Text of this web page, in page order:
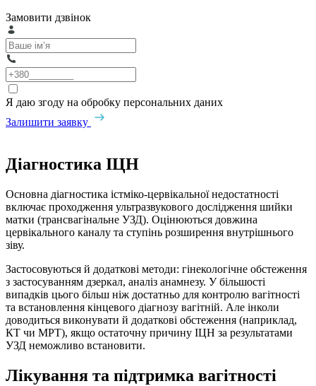
Замовити дзвінок
Я даю згоду на обробку персональних даних
Залишити заявку
Діагностика ІЦН
Основна діагностика істміко-цервікальної недостатності
включає проходження ультразвукового дослідження шийки
матки (трансвагінальне УЗД). Оцінюються довжина
цервікального каналу та ступінь розширення внутрішнього
зіву.
Застосовуються й додаткові методи: гінекологічне обстеження
з застосуванням дзеркал, аналіз анамнезу. У більшості
випадків цього більш ніж достатньо для контролю вагітності
та встановлення кінцевого діагнозу вагітній. Але інколи
доводиться виконувати й додаткові обстеження (наприклад,
КТ чи МРТ), якщо остаточну причину ІЦН за результатами
УЗД неможливо встановити.
Лікування та підтримка вагітності